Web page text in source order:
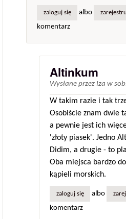
zaloguj się albo
komentarz
Altinkum
Wysłane przez Iza w
W takim razie i tak
Osobiście znam dwie
a pewnie jest ich
'złoty piasek'. Jedno
Didim, a drugie - to
Oba miejsca bardzo
kąpieli morskich.
zaloguj się albo
komentarz